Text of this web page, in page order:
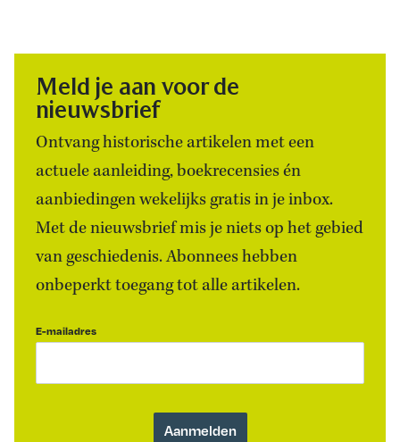
Meld je aan voor de
nieuwsbrief
Ontvang historische artikelen met een
actuele aanleiding, boekrecensies én
aanbiedingen wekelijks gratis in je inbox.
Met de nieuwsbrief mis je niets op het gebied
van geschiedenis. Abonnees hebben
onbeperkt toegang tot alle artikelen.
E-mailadres